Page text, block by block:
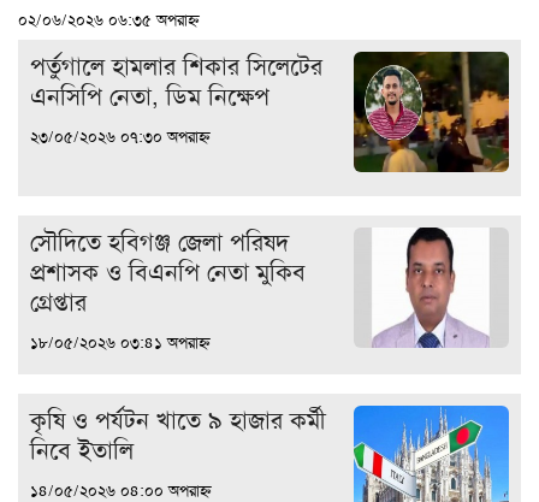
০২/০৬/২০২৬ ০৬:৩৫ অপরাহ্ন
পর্তুগালে হামলার শিকার সিলেটের
এনসিপি নেতা, ডিম নিক্ষেপ
২৩/০৫/২০২৬ ০৭:৩০ অপরাহ্ন
সৌদিতে হবিগঞ্জ জেলা পরিষদ
প্রশাসক ও বিএনপি নেতা মুকিব
গ্রেপ্তার
১৮/০৫/২০২৬ ০৩:৪১ অপরাহ্ন
কৃষি ও পর্যটন খাতে ৯ হাজার কর্মী
নিবে ইতালি
১৪/০৫/২০২৬ ০৪:০০ অপরাহ্ন